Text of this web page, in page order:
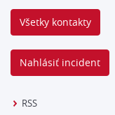
Všetky kontakty
Nahlásiť incident
RSS